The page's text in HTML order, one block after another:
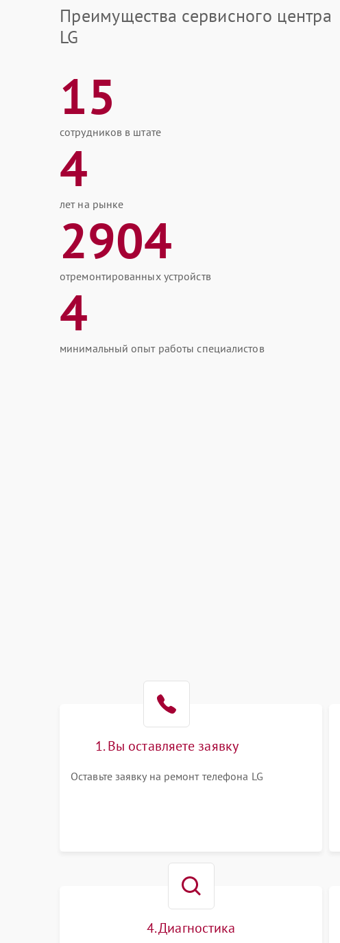
Преимущества сервисного центра
LG
15
сотрудников в штате
4
лет на рынке
2904
отремонтированных устройств
4
минимальный опыт работы специалистов
1. Вы оставляете заявку
Оставьте заявку на ремонт телефона LG
4. Диагностика